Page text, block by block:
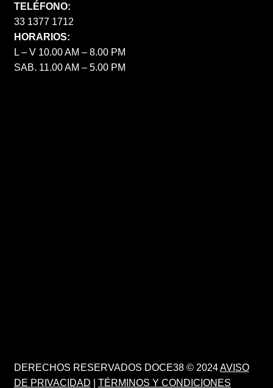
TELÉFONO:
33 1377 1712
HORARIOS:
L – V 10.00 AM – 8.00 PM
SAB. 11.00 AM – 5.00 PM
DERECHOS RESERVADOS DOCE38 © 2024AVISO
DE PRIVACIDAD
TÉRMINOS Y CONDICIONES